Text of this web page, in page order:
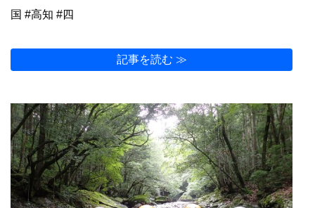
国 #高知 #四
記事を読む ≫